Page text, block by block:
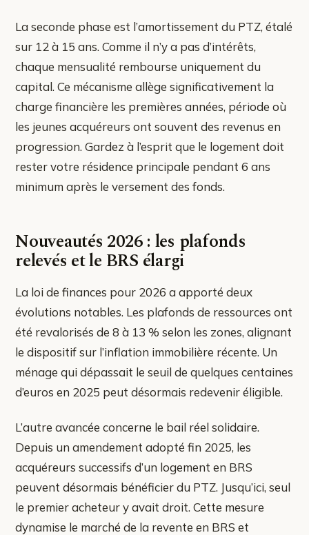
La seconde phase est l’amortissement du PTZ, étalé
sur 12 à 15 ans. Comme il n’y a pas d’intérêts,
chaque mensualité rembourse uniquement du
capital. Ce mécanisme allège significativement la
charge financière les premières années, période où
les jeunes acquéreurs ont souvent des revenus en
progression. Gardez à l’esprit que le logement doit
rester votre résidence principale pendant 6 ans
minimum après le versement des fonds.
Nouveautés 2026 : les plafonds
relevés et le BRS élargi
La loi de finances pour 2026 a apporté deux
évolutions notables. Les plafonds de ressources ont
été revalorisés de 8 à 13 % selon les zones, alignant
le dispositif sur l’inflation immobilière récente. Un
ménage qui dépassait le seuil de quelques centaines
d’euros en 2025 peut désormais redevenir éligible.
L’autre avancée concerne le bail réel solidaire.
Depuis un amendement adopté fin 2025, les
acquéreurs successifs d’un logement en BRS
peuvent désormais bénéficier du PTZ. Jusqu’ici, seul
le premier acheteur y avait droit. Cette mesure
dynamise le marché de la revente en BRS et